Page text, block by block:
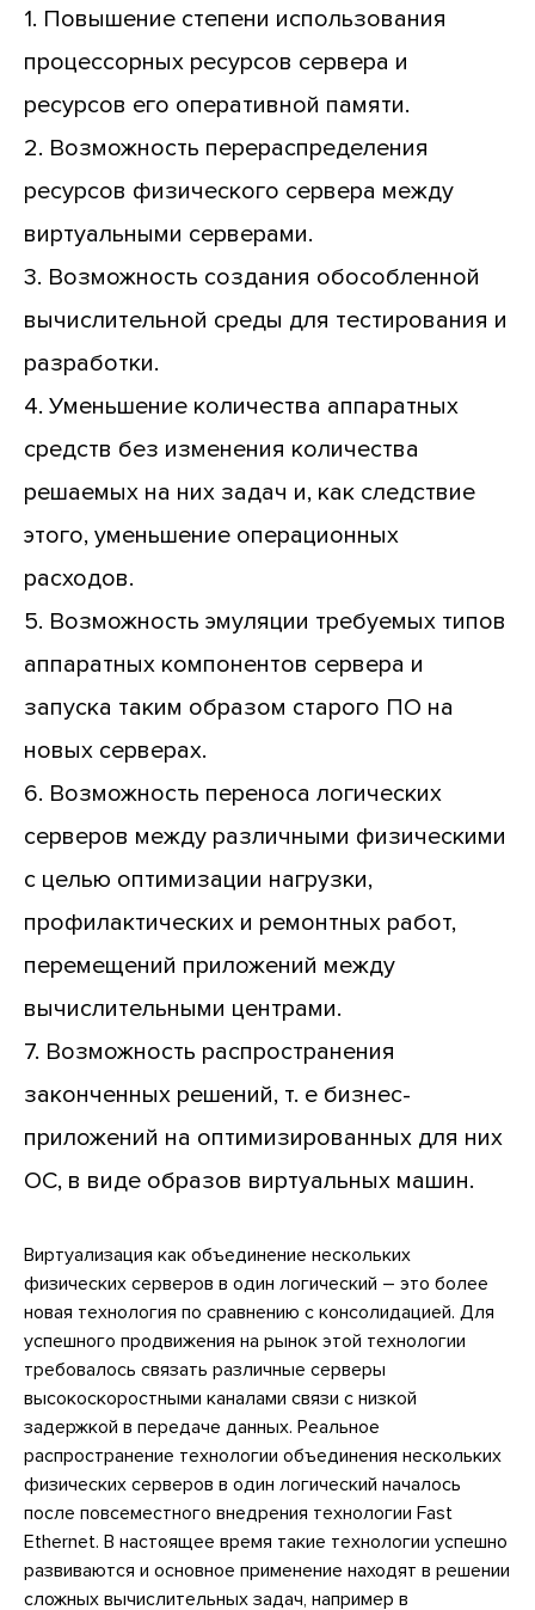
1. Повышение степени использования
процессорных ресурсов сервера и
ресурсов его оперативной памяти.
2. Возможность перераспределения
ресурсов физического сервера между
виртуальными серверами.
3. Возможность создания обособленной
вычислительной среды для тестирования и
разработки.
4. Уменьшение количества аппаратных
средств без изменения количества
решаемых на них задач и, как следствие
этого, уменьшение операционных
расходов.
5. Возможность эмуляции требуемых типов
аппаратных компонентов сервера и
запуска таким образом старого ПО на
новых серверах.
6. Возможность переноса логических
серверов между различными физическими
с целью оптимизации нагрузки,
профилактических и ремонтных работ,
перемещений приложений между
вычислительными центрами.
7. Возможность распространения
законченных решений, т. е бизнес-
приложений на оптимизированных для них
ОС, в виде образов виртуальных машин.
Виртуализация как объединение нескольких
физических серверов в один логический – это более
новая технология по сравнению с консолидацией. Для
успешного продвижения на рынок этой технологии
требовалось связать различные серверы
высокоскоростными каналами связи с низкой
задержкой в передаче данных. Реальное
распространение технологии объединения нескольких
физических серверов в один логический началось
после повсеместного внедрения технологии Fast
Ethernet. В настоящее время такие технологии успешно
развиваются и основное применение находят в решении
сложных вычислительных задач, например в